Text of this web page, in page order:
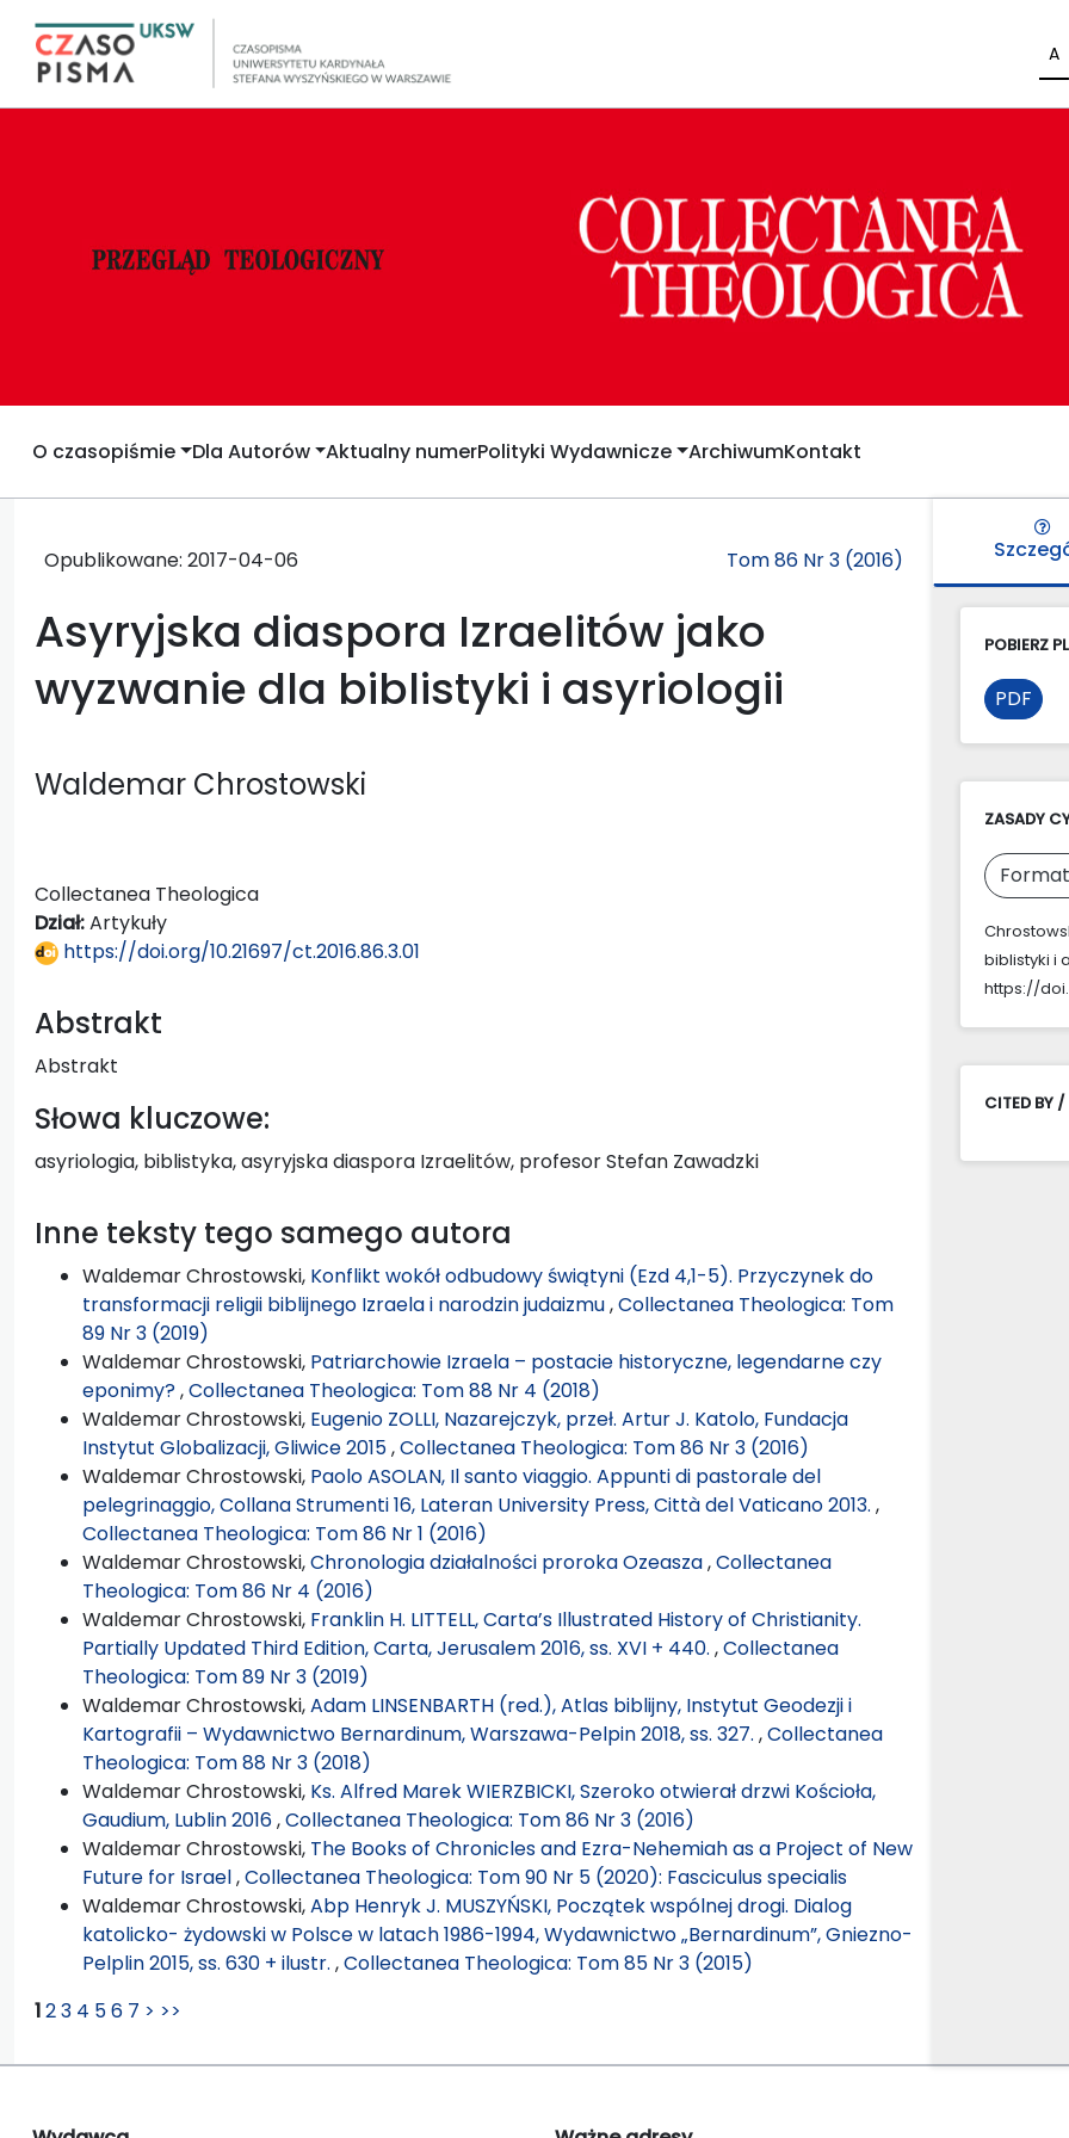
A
O czasopiśmie Dla Autorów Aktualny numerPolityki Wydawnicze ArchiwumKontakt
Opublikowane: 2017-04-06 Tom 86 Nr 3 (2016)
Asyryjska diaspora Izraelitów jako
wyzwanie dla biblistyki i asyriologii
Waldemar Chrostowski
Collectanea Theologica
Dział:Artykuły
https://doi.org/10.21697/ct.2016.86.3.01
Abstrakt
Abstrakt
Słowa kluczowe:
asyriologia, biblistyka, asyryjska diaspora Izraelitów, profesor Stefan Zawadzki
Inne teksty tego samego autora
Waldemar Chrostowski, Konflikt wokół odbudowy świątyni (Ezd 4,1-5). Przyczynek do
transformacji religii biblijnego Izraela i narodzin judaizmu,Collectanea Theologica: Tom
89 Nr 3 (2019)
Waldemar Chrostowski, Patriarchowie Izraela – postacie historyczne, legendarne czy
eponimy?,Collectanea Theologica: Tom 88 Nr 4 (2018)
Waldemar Chrostowski, Eugenio ZOLLI, Nazarejczyk, przeł. Artur J. Katolo, Fundacja
Instytut Globalizacji, Gliwice 2015,Collectanea Theologica: Tom 86 Nr 3 (2016)
Waldemar Chrostowski, Paolo ASOLAN, Il santo viaggio. Appunti di pastorale del
pelegrinaggio, Collana Strumenti 16, Lateran University Press, Città del Vaticano 2013. ,
Collectanea Theologica: Tom 86 Nr 1 (2016)
Waldemar Chrostowski,Chronologia działalności proroka Ozeasza,Collectanea
Theologica: Tom 86 Nr 4 (2016)
Waldemar Chrostowski, Franklin H. LITTELL, Carta’s Illustrated History of Christianity.
Partially Updated Third Edition, Carta, Jerusalem 2016, ss. XVI + 440. ,Collectanea
Theologica: Tom 89 Nr 3 (2019)
Waldemar Chrostowski,Adam LINSENBARTH (red.), Atlas biblijny, Instytut Geodezji i
Kartografii – Wydawnictwo Bernardinum, Warszawa-Pelpin 2018, ss. 327. ,Collectanea
Theologica: Tom 88 Nr 3 (2018)
Waldemar Chrostowski, Ks. Alfred Marek WIERZBICKI, Szeroko otwierał drzwi Kościoła,
Gaudium, Lublin 2016,Collectanea Theologica: Tom 86 Nr 3 (2016)
Waldemar Chrostowski, The Books of Chronicles and Ezra-Nehemiah as a Project of New
Future for Israel,Collectanea Theologica: Tom 90 Nr 5 (2020): Fasciculus specialis
Waldemar Chrostowski,Abp Henryk J. MUSZYŃSKI, Początek wspólnej drogi. Dialog
katolicko- żydowski w Polsce w latach 1986-1994, Wydawnictwo „Bernardinum”, Gniezno-
Pelplin 2015, ss. 630 + ilustr. ,Collectanea Theologica: Tom 85 Nr 3 (2015)
123 4 56 7 > >>
POBIERZ
PDF
ZASADY
biblistyki i
https://
CITED BY /